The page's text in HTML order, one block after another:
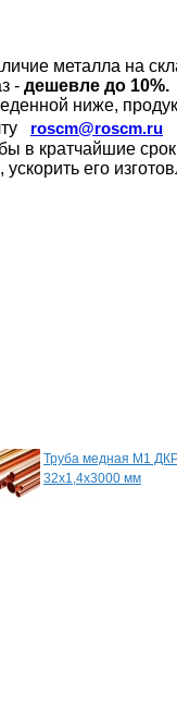
металла на
- дешевле до 10%.
ниже,
roscm@roscm.ru
в кратчайшие
ускорить его
Труба медная М1
32х1,4х3000 мм